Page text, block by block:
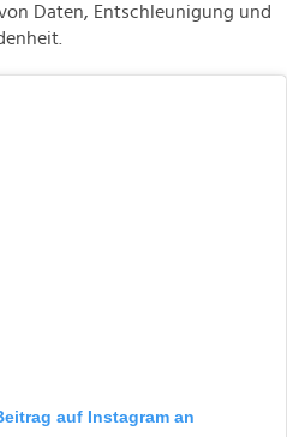
Daten, Entschleunigung und
auf Instagram an